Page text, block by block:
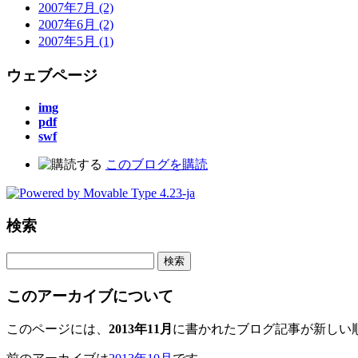
2007年7月 (2)
2007年6月 (2)
2007年5月 (1)
ウェブページ
img
pdf
swf
このブログを購読
検索
このアーカイブについて
このページには、 2013年11月 に書かれたブログ記事が新しい